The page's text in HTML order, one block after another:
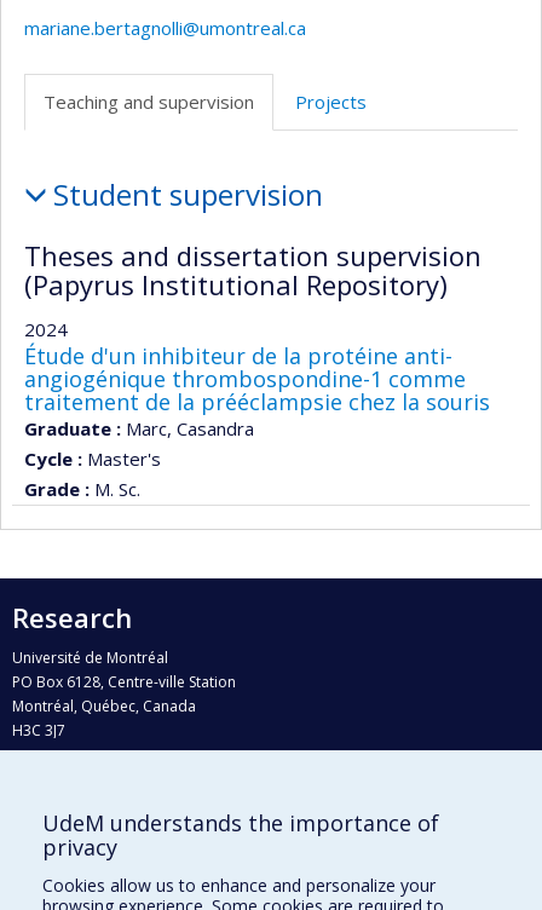
mariane.bertagnolli@umontreal.ca
Teaching and supervision Projects
and
supervision
Student supervision
Theses and dissertation supervision
(Papyrus Institutional Repository)
2024
Étude d'un inhibiteur de la protéine anti-
angiogénique thrombospondine-1 comme
traitement de la prééclampsie chez la souris
Graduate : Marc, Casandra
Cycle : Master's
Grade : M. Sc.
Research
Université de Montréal
PO Box 6128, Centre-ville Station
Montréal, Québec, Canada
H3C 3J7
Who does what?
Find us
UdeM understands the importance of
privacy
Cookies allow us to enhance and personalize your
browsing experience. Some cookies are required to